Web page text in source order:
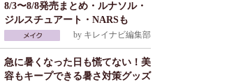
8/3〜8/8発売まとめ・ルナソル・
ジルスチュアート・NARSも
by キレイナビ編集部
急に暑くなった日も慌てない！美
容もキープできる暑さ対策グッズ